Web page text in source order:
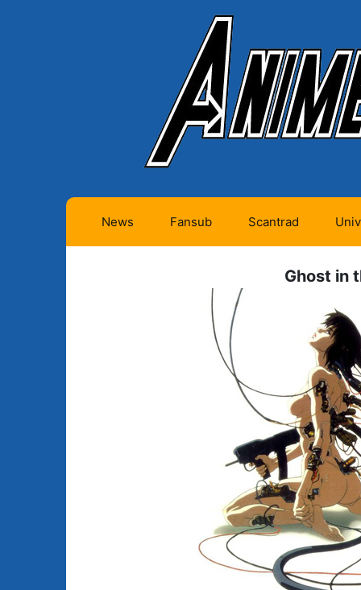
News Fansub
Animes en cours (1)
Animes terminés
Animes licenciés
Animes abandonnés
Tous les animes (604)
Scantrad
Mangas en cours
(Publics) (11)
Mangas terminés
(Privés) (132)
Mangas terminés
(Publics) (88)
Mangas en pause
Mangas licenciés
Mangas
(0)
Ghost in